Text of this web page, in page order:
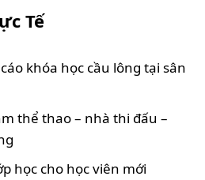
Tế
khóa học cầu lông tại sân
thể thao – nhà thi đấu –
học cho học viên mới